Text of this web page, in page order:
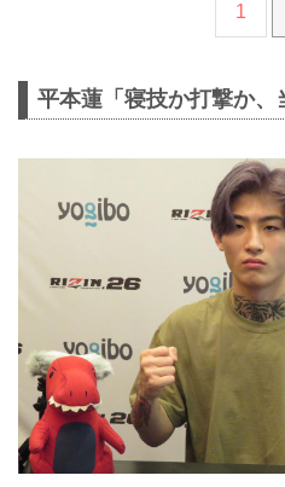
1
平本蓮「寝技か打撃か、